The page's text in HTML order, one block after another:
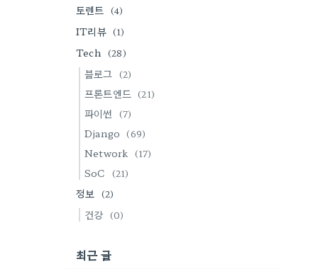
토렌트 (4)
IT리뷰 (1)
Tech (28)
블로그 (2)
프론트엔드 (21)
파이썬 (7)
Django (69)
Network (17)
SoC (21)
정보 (2)
건강 (0)
최근 글